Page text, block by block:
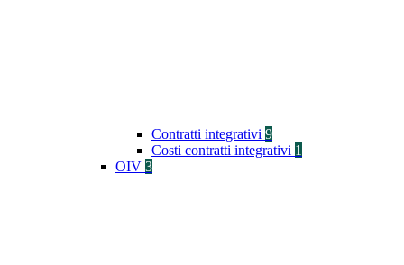
Contratti integrativi 9
Costi contratti integrativi 1
OIV 3